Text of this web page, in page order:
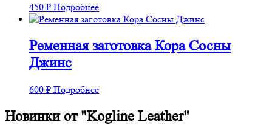
450 ₽ Подробнее
Ременная заготовка Кора Сосны
Джинс
600 ₽ Подробнее
Новинки от "Kogline Leather"